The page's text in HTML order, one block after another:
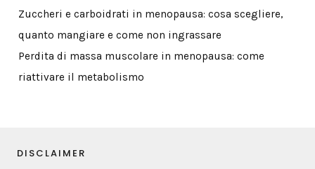
Zuccheri e carboidrati in menopausa: cosa scegliere,
quanto mangiare e come non ingrassare
Perdita di massa muscolare in menopausa: come
riattivare il metabolismo
DISCLAIMER